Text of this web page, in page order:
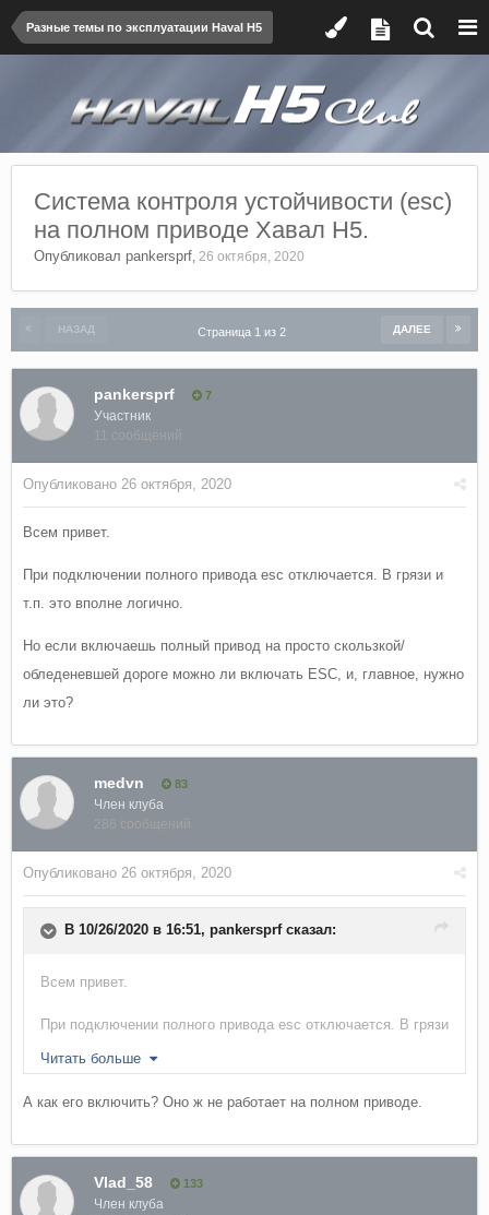
Разные темы по эксплуатации Haval H5
Система контроля устойчивости (esc)
на полном приводе Хавал Н5.
Опубликовал pankersprf, 26 октября, 2020
НАЗАД ДАЛЕЕ
Страница 1 из 2
pankersprf 7
Участник
11 сообщений
Опубликовано 26 октября, 2020
Всем привет.
При подключении полного привода esc отключается. В грязи и
т.п. это вполне логично.
Но если включаешь полный привод на просто скользкой/
обледеневшей дороге можно ли включать ESC, и, главное, нужно
ли это?
medvn 83
Член клуба
286 сообщений
Опубликовано 26 октября, 2020
В 10/26/2020 в 16:51, pankersprfсказал:
Всем привет.
При подключении полного привода esc отключается. В грязи
и т.п. это вполне логично.
Но если включаешь полный привод на просто скользкой/
нужно ли это?
Читать больше
А как его включить? Оно ж не работает на полном приводе.
Vlad_58 133
Член клуба